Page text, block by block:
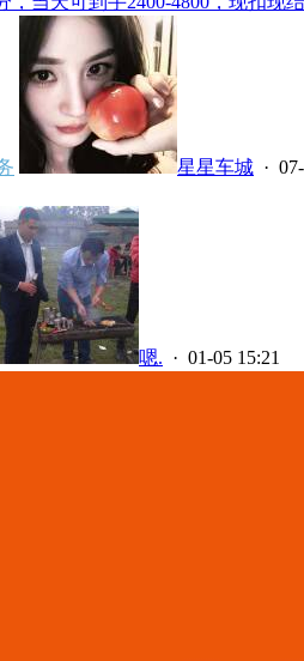
星星车城 ·
嗯. · 01-05 15:21